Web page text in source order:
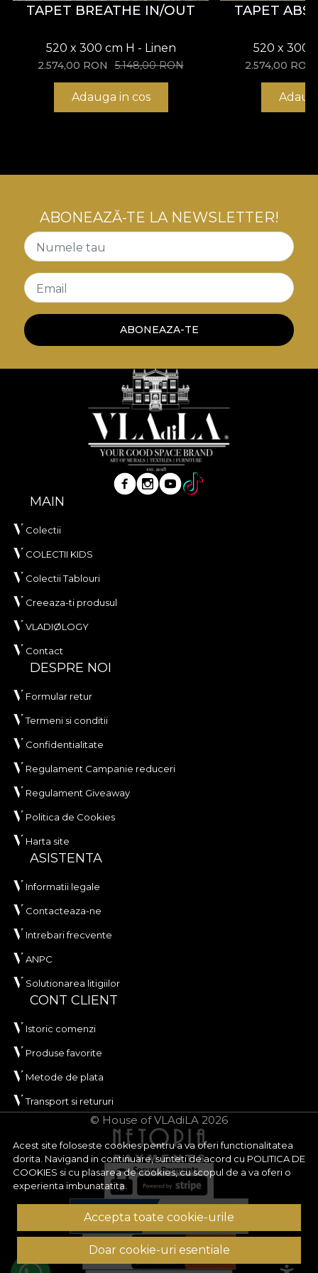
TAPET BREATHE IN/OUT
520 x 300 cm H - Linen
2.574,00 RON 5.148,00RON
Adauga in cos
TAPET
520 x 300
2.574,00 RON
Acest site foloseste cookies pentru a va oferi functionalitatea
dorita. Navigand in continuare, sunteti de acord cu POLITICA DE
COOKIES si cu plasarea de cookies, cu scopul de a va oferi o
experienta imbunatatita.
Accepta toate cookie-urile
Doar cookie-uri esentiale
ABONEAZĂ-TE LA NEWSLETTER!
Numele tau
Email
ABONEAZA-TE
MAIN
Colectii
COLECTII KIDS
Colectii Tablouri
Creeaza-ti produsul
VLADIØLOGY
Contact
DESPRE NOI
Formular retur
Termeni si conditii
Confidentialitate
Regulament Campanie reduceri
Regulament Giveaway
Politica de Cookies
Harta site
ASISTENTA
Informatii legale
Contacteaza-ne
Intrebari frecvente
ANPC
Solutionarea litigiilor
CONT CLIENT
Istoric comenzi
Produse favorite
Metode de plata
Transport si retururi
© House of VLAdiLA 2026